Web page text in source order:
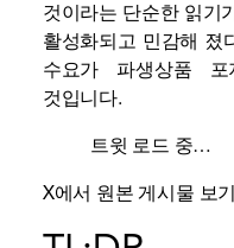
것이라는 단순한 읽기
활성화되고 민감해 졌
수요가 파생상품 포
것입니다.
트윗 로드 중…
X에서 원본 게시물 보기